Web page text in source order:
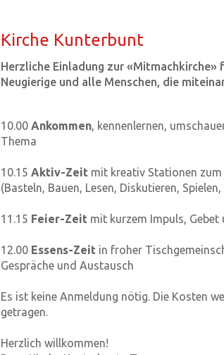
Kir­che Kun­ter­bunt
Herzliche Einladung zur «Mitmachkirche»
Neugierige und alle Menschen, die
10.00 Ankommen, kennenlernen,
Thema
10.15 Aktiv-Zeit mit kreativ Stationen
(Basteln, Bauen, Lesen, Diskutieren, Spielen,
11.15 Feier-Zeit mit kurzem Impuls, Gebet
12.00 Essens-Zeit in froher
Gespräche und Austausch
Es ist keine Anmeldung nötig. Die Kosten
getragen.
Herzlich willkommen!